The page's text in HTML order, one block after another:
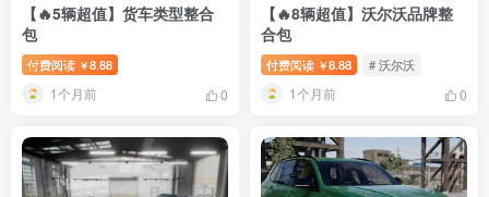
【🔥5辆超值】货车类型整合
包
付费阅读 ￥8.88
1个月前 0
【🔥8辆超值】沃尔沃品牌整
合包
付费阅读 ￥8.88 # 沃尔沃
1个月前 0